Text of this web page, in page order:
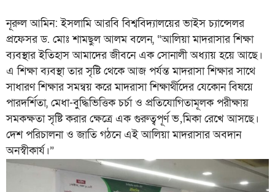
নূরুল আমিন: ইসলামি আরবি বিশ্ববিদ্যালয়ের ভাইস চ্যান্সেলর
প্রফেসর ড. মোঃ শামছুল আলম বলেন, “আলিয়া মাদরাসার শিক্ষা
ব্যবস্থার ইতিহাস আমাদের জীবনে এক সোনালী অধ্যায় হয়ে আছে।
এ শিক্ষা ব্যবস্থা তার সৃষ্টি থেকে আজ পর্যন্ত মাদরাসা শিক্ষার সাথে
সাধারণ শিক্ষার সমন্বয় করে মাদরাসা শিক্ষার্থীদের যেকোন বিষয়ে
পারদর্শিতা, মেধা-বুদ্ধিভিত্তিক চর্চা ও প্রতিযোগিতামূলক পরীক্ষায়
সমকক্ষতা সৃষ্টি করার ক্ষেত্রে এক গুরুত্বপূর্ণ ভ‚মিকা রেখে আসছে।
দেশ পরিচালনা ও জাতি গঠনে এই আলিয়া মাদরাসার অবদান
অনস্বীকার্য।”